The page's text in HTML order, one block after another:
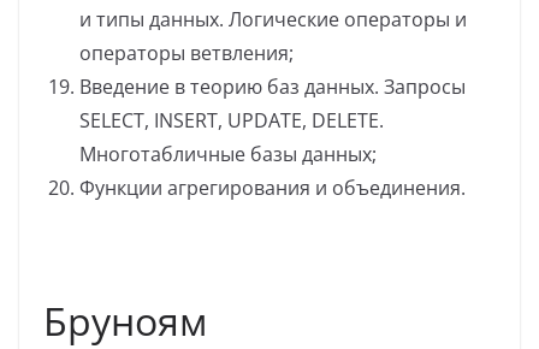
и типы данных. Логические операторы и
операторы ветвления;
Введение в теорию баз данных. Запросы
SELECT, INSERT, UPDATE, DELETE.
Многотабличные базы данных;
Функции агрегирования и объединения.
Бруноям